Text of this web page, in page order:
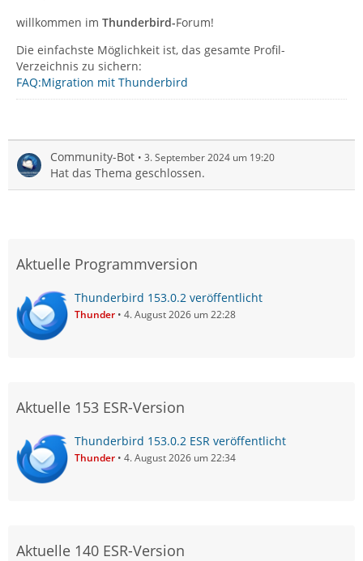
willkommen im Thunderbird-Forum!
Die einfachste Möglichkeit ist, das gesamte Profil-
Verzeichnis zu sichern:
FAQ:Migration mit Thunderbird
Community-Bot 3. September 2024 um 19:20
Hat das Thema geschlossen.
Aktuelle Programmversion
Thunderbird 153.0.2 veröffentlicht
Thunder 4. August 2026 um 22:28
Aktuelle 153 ESR-Version
Thunderbird 153.0.2 ESR veröffentlicht
Thunder 4. August 2026 um 22:34
Aktuelle 140 ESR-Version